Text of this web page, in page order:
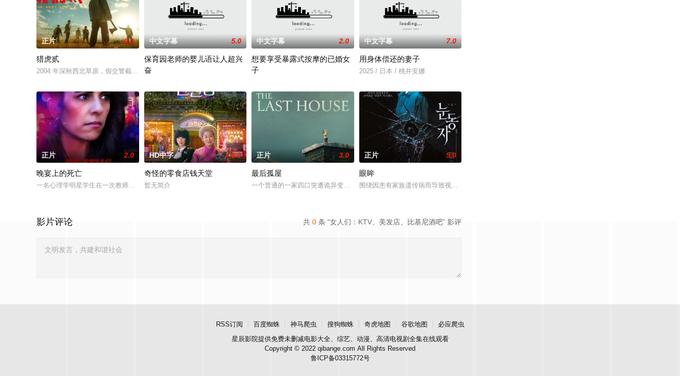
正片 6.0
猎虎贰
2004 年深秋西北草原，假交警截停铜矿押运车，炸药破箱、两命陨灭，悍匪携枪遁入茫茫戈壁。刑警杨志刚凭现场足迹与痕迹精准锁凶，追凶途中接连牵
中文字幕 5.0
保育园老师的婴儿语让人超兴
奋
中文字幕 2.0
想要享受暴露式按摩的已婚女
子
中文字幕 7.0
用身体偿还的妻子
2025 / 日本 / 桃井安娜
正片 2.0
晚宴上的死亡
一名心理学明星学生在一次教师派对上死亡后，安德莉亚·吉布斯和她的儿子伊桑被卷入了著名教授艾伦·杰克逊的危险操纵之中——一个不惜一切代价掩盖真
HD中字 8.0
奇怪的零食店钱天堂
暂无简介
正片 3.0
最后孤屋
一个普通的一家四口突遭诡异变故，被困在自家房屋中超过 1000 天无法出门。在资源消耗殆尽与未知神秘威胁的双重逼迫下，一家人必须想方设法
正片 5.0
眼眸
围绕因患有家族遗传病而导致视力逐渐丧失的摄影师瑞真展开。在面对跨越视力障碍、好不容易成为陶艺家却
共 0 条 “女人们：KTV、美发店、比基尼酒吧” 影评
影片评论
RSS订阅 百度蜘蛛 神马爬虫 搜狗蜘蛛 奇虎地图 谷歌地图
必应爬虫
星辰影院提供免费未删减电影大全、综艺、动漫、高清电视剧全集在线观看
Copyright © 2022 qibange.com All Rights Reserved
鲁ICP备03315772号